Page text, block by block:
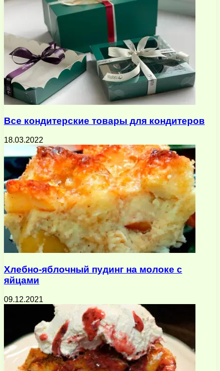
Все кондитерские товары для кондитеров
18.03.2022
Хлебно-яблочный пудинг на молоке с
яйцами
09.12.2021